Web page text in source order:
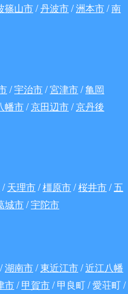
篠山市/丹波市/洲本市/南
/宇治市/宮津市/亀岡
幡市/京田辺市/京丹後
/天理市/橿原市/桜井市/五
城市/宇陀市
/湖南市/東近江市/近江八幡
市/甲賀市/ 甲良町 / 愛荘町 /